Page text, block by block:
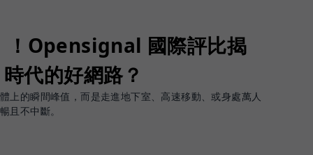
！Opensignal 國際評比揭
代的好網路？
上的瞬間峰值，而是走進地下室、高速移動、或身處萬人
且不中斷。